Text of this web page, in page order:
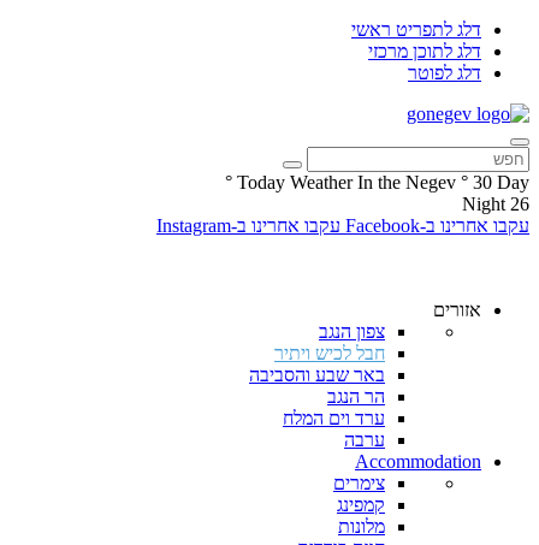
דלג לתפריט ראשי
דלג לתוכן מרכזי
דלג לפוטר
Today Weather In the Negev ° 30 Day
°
26
Night
עקבו אחרינו ב-Facebook
עקבו אחרינו ב-Instagram
אזורים
צפון הנגב
חבל לכיש ויתיר
באר שבע והסביבה
הר הנגב
ערד וים המלח
ערבה
Accommodation
צימרים
קמפינג
מלונות